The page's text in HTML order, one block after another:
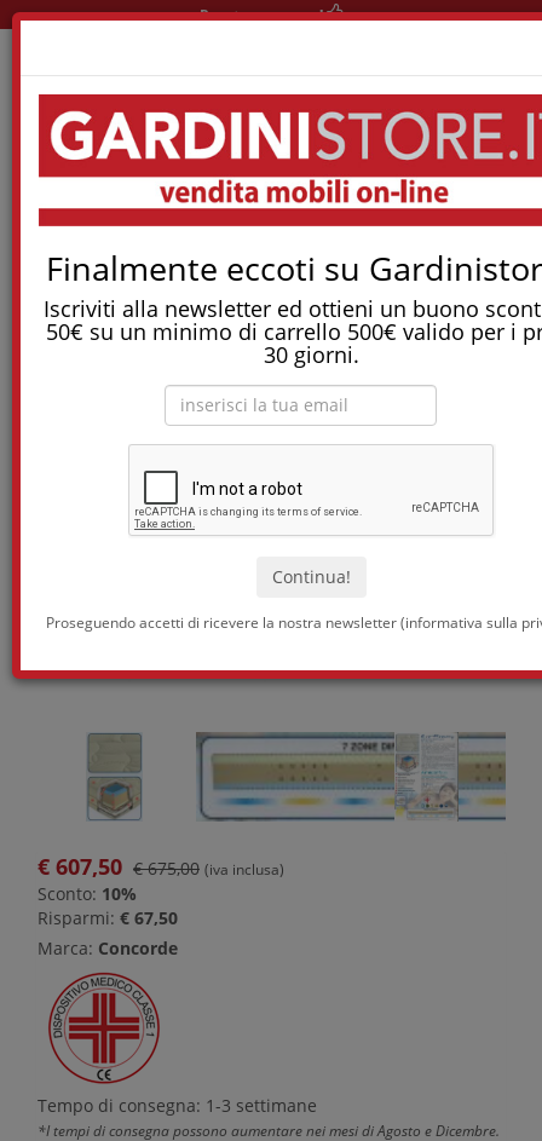
Finalmente eccoti su
Iscriviti alla newsletter ed ottieni un buono
50€ su un minimo di carrello 500€ valido per i
30 giorni.
Proseguendo accetti di ricevere la nostra newsletter (informativa sulla
Pronta consegna!
Tostapane, tritatutto, aspirapolvere, friggitrice
e molti altri Elettrodomestici!
Materasso Eco-Memory sfoderabile,
anallergico e antiacaro
€ 607,50 € 675,00 (iva inclusa)
Sconto: 10%
Risparmi: € 67,50
Marca: Concorde
Tempo di consegna: 1-3 settimane
*I tempi di consegna possono aumentare nei mesi di Agosto e Dicembre.